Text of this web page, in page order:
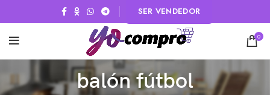
SER VENDEDOR
0
balón fútbol